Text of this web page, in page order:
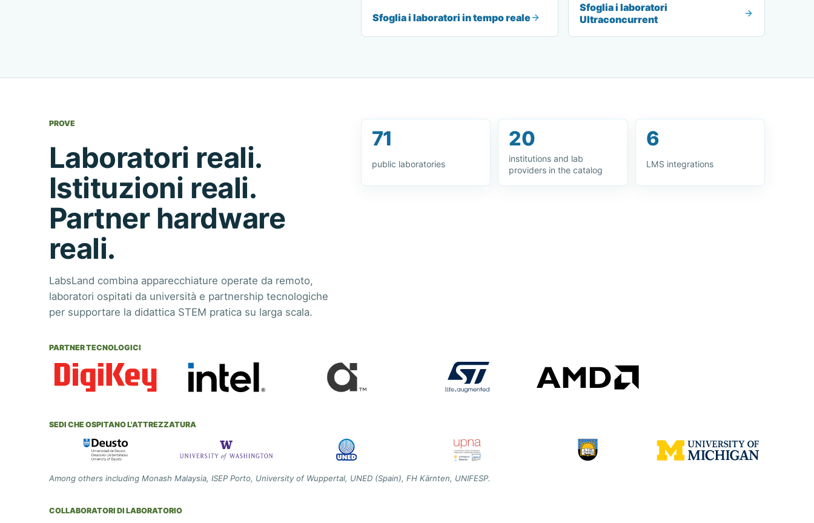
Sfoglia i laboratori in tempo reale
Sfoglia i laboratori
Ultraconcurrent
PROVE
Laboratori reali.
Istituzioni reali.
Partner hardware
reali.
LabsLand combina apparecchiature operate da remoto,
laboratori ospitati da università e partnership tecnologiche
per supportare la didattica STEM pratica su larga scala.
71
public laboratories
20
institutions and lab
providers in the catalog
6
LMS integrations
PARTNER TECNOLOGICI
SEDI CHE OSPITANO L'ATTREZZATURA
Among others including Monash Malaysia, ISEP Porto, University of Wuppertal, UNED (Spain), FH Kärnten, UNIFESP.
COLLABORATORI DI LABORATORIO